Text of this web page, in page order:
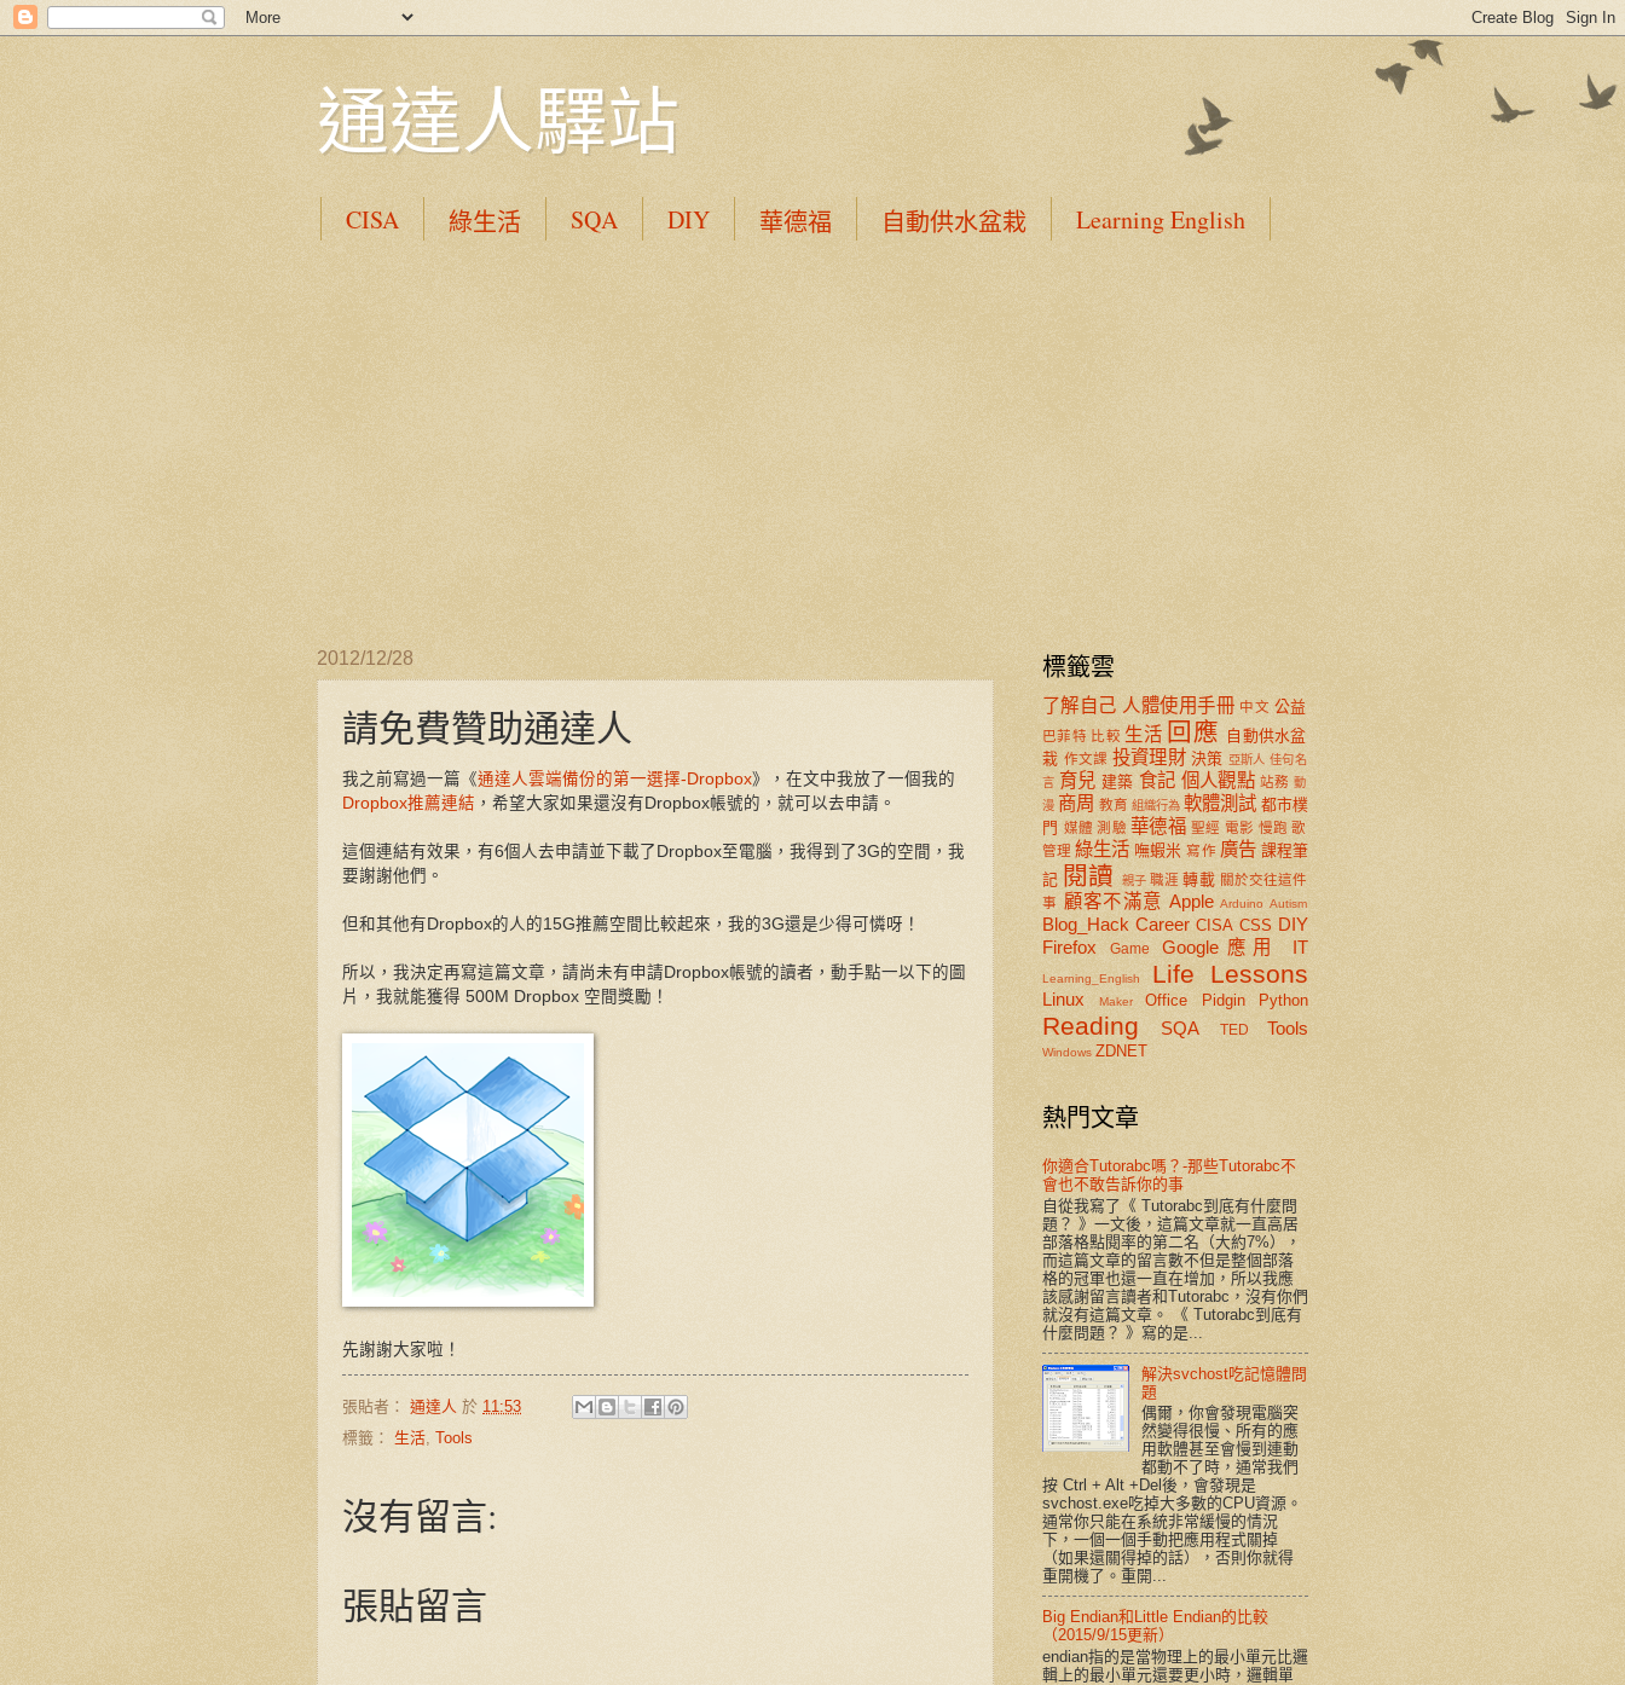
通達人驛站
CISA 綠生活 SQA DIY 華德福 自動供水盆栽 Learning English
2012/12/28
請免費贊助通達人
我之前寫過一篇《通達人雲端備份的第一選擇-Dropbox》，在文中我放了一個我的
Dropbox推薦連結 ，希望大家如果還沒有Dropbox帳號的，就可以去申請。
這個連結有效果，有6個人去申請並下載了Dropbox至電腦，我得到了3G的空間，我
要謝謝他們。
但和其他有Dropbox的人的15G推薦空間比較起來，我的3G還是少得可憐呀！
所以，我決定再寫這篇文章，請尚未有申請Dropbox帳號的讀者，動手點一以下的圖
片，我就能獲得 500M Dropbox 空間獎勵！
先謝謝大家啦！
張貼者： 通達人 於 11:53
標籤： 生活, Tools
沒有留言:
張貼留言
標籤雲
了解自己 人體使用手冊 中文 公益
巴菲特 比較 生活 回應 自動供水盆
栽 作文課 投資理財 決策 亞斯人 佳句名
言 育兒 建築 食記 個人觀點 站務 動
漫 商周 教育 組織行為 軟體測試 都市樸
門 媒體 測驗 華德福 聖經 電影 慢跑 歌
管理 綠生活 嘸蝦米 寫作 廣告 課程筆
記 閱讀 親子 職涯 轉載 關於交往這件
事
顧客不滿意 Apple Arduino Autism
Blog_Hack Career CISA CSS DIY
Firefox
Game Google應用 IT
Learning_English Life Lessons
Linux Maker Office Pidgin Python
Reading SQA TED Tools
Windows ZDNET
熱門文章
你適合Tutorabc嗎？-那些Tutorabc不
會也不敢告訴你的事
自從我寫了《 Tutorabc到底有什麼問
題？ 》一文後，這篇文章就一直高居
部落格點閱率的第二名（大約7%），
而這篇文章的留言數不但是整個部落
格的冠軍也還一直在增加，所以我應
該感謝留言讀者和Tutorabc，沒有你們
就沒有這篇文章。 《 Tutorabc到底有
什麼問題？ 》寫的是...
解決svchost吃記憶體問
題
偶爾，你會發現電腦突
然變得很慢、所有的應
用軟體甚至會慢到連動
都動不了時，通常我們
按 Ctrl + Alt +Del後，會發現是
svchost.exe吃掉大多數的CPU資源。
通常你只能在系統非常緩慢的情況
下，一個一個手動把應用程式關掉
（如果還關得掉的話），否則你就得
重開機了。重開...
Big Endian和Little Endian的比較
（2015/9/15更新）
endian指的是當物理上的最小單元比邏
輯上的最小單元還要更小時，邏輯單